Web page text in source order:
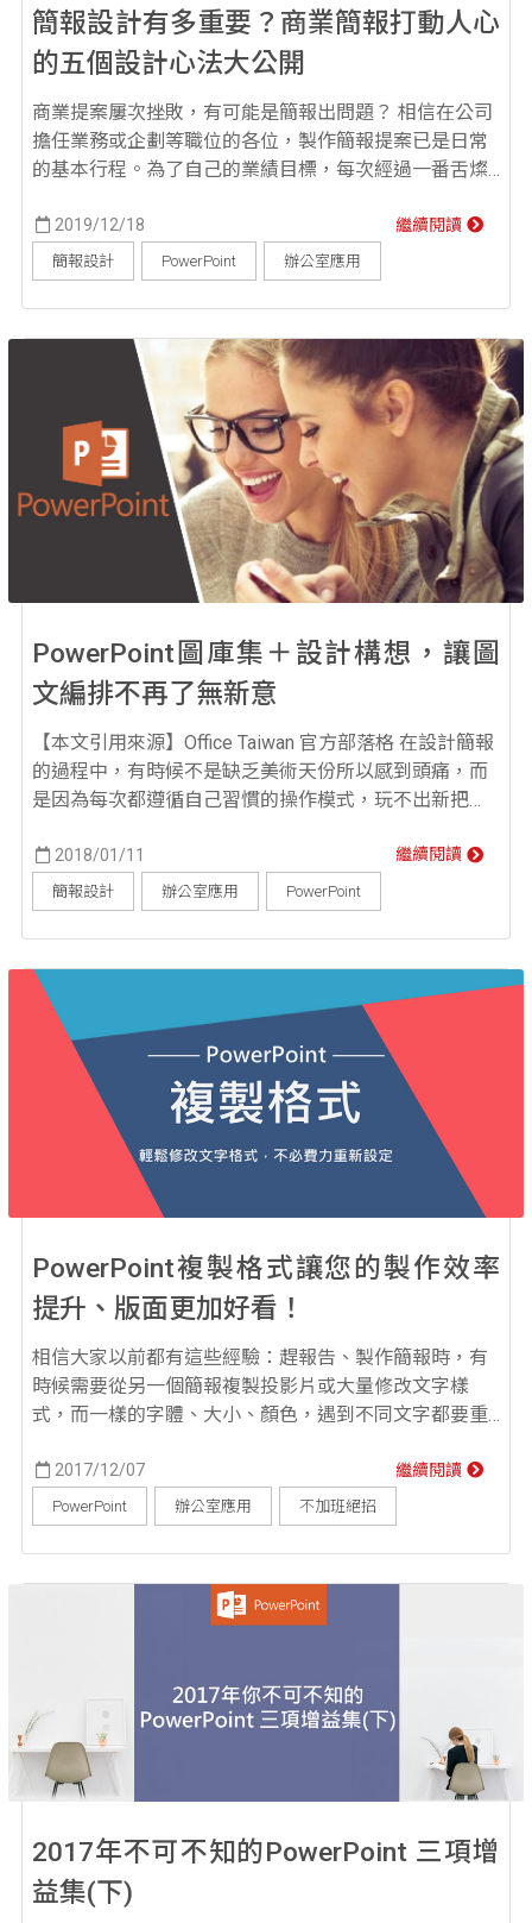
簡報設計有多重要？商業簡報打動人心
的五個設計心法大公開
商業提案屢次挫敗，有可能是簡報出問題？ 相信在公司
擔任業務或企劃等職位的各位，製作簡報提案已是日常
的基本行程。為了自己的業績目標，每次經過一番舌燦
術之時，有沒有想過你的失敗可能是簡報設計出了問
題？ 簡報設計的重要性，小心流失重要客戶 在提案上要
讓對方聽你說，你得靠話術；而要對方看著聽你說，簡
報就能扮演你的最佳助手。讓簡報抓住對方的目光，在...
2019/12/18 繼續閱讀
簡報設計 PowerPoint 辦公室應用
PowerPoint圖庫集＋設計構想，讓圖
文編排不再了無新意
【本文引用來源】Office Taiwan 官方部落格 在設計簡報
的過程中，有時候不是缺乏美術天份所以感到頭痛，而
是因為每次都遵循自己習慣的操作模式，玩不出新把
構想的神奇魔力！拯救您的圖文排版，簡報不再了無新
意。 ▲點選「插入」，再點選「市集」 ▲在搜尋欄中輸
入「Pickit」或「Pexels」 ▲跳出此畫面後點選「新
增」 ...
2018/01/11 繼續閱讀
簡報設計 辦公室應用 PowerPoint
PowerPoint複製格式讓您的製作效率
提升、版面更加好看！
相信大家以前都有這些經驗：趕報告、製作簡報時，有
時候需要從另一個簡報複製投影片或大量修改文字樣
式，而一樣的字體、大小、顏色，遇到不同文字都要重
紹PowerPoint的「複製格式」，協助您輕鬆解決問
題！。 ▲選取欲改成的字樣 ▲點選「常用」，再點選
「複製格式」 ▲出現「游標樣式」後，再選取欲修改字
樣 ▲大功告成！ ▲除...
2017/12/07 繼續閱讀
PowerPoint 辦公室應用 不加班絕招
2017年不可不知的PowerPoint 三項增
益集(下)